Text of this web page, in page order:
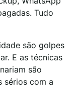
Tudo
são golpes
E as técnicas
são
sérios com a